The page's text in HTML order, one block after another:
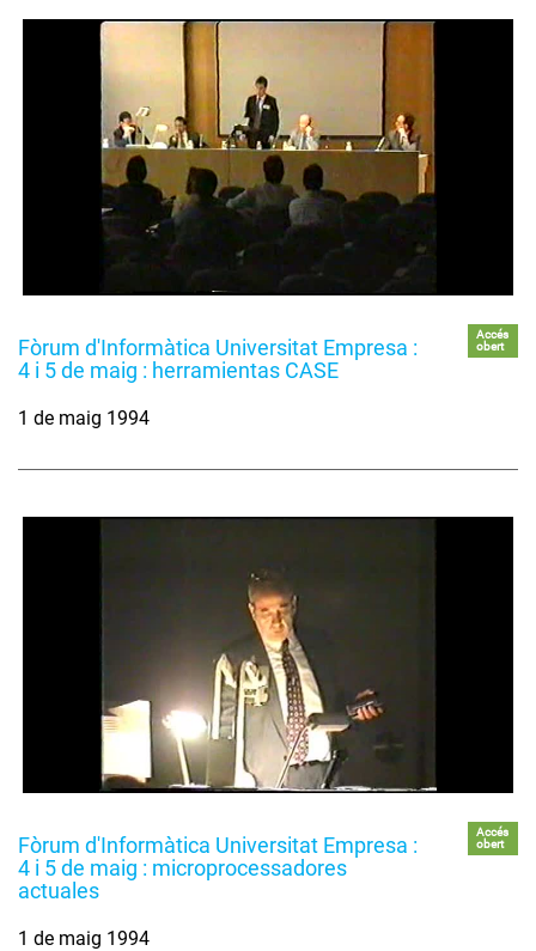
Fòrum d'Informàtica Universitat Empresa :
4 i 5 de maig : herramientas CASE
Accés
obert
1 de maig 1994
Fòrum d'Informàtica Universitat Empresa :
4 i 5 de maig : microprocessadores
actuales
Accés
obert
1 de maig 1994